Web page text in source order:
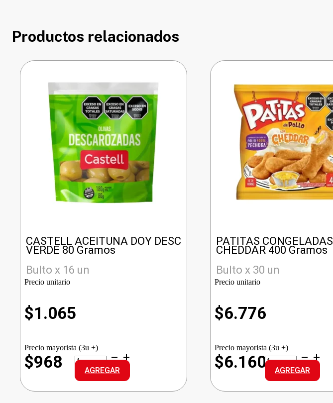
Productos relacionados
CASTELL ACEITUNA DOY DESC
VERDE 80 Gramos
Bulto x 16 un
Precio unitario
$1.065
Precio mayorista (3u +)
$968
CASTELL
ACEITUNA
DOY
DESC
VERDE
AGREGAR
PATITAS CONGELADAS
CHEDDAR 400 Gramos
Bulto x 30 un
Precio unitario
$6.776
Precio mayorista (3u +)
$6.160PATITAS
CONGELADAS
CHEDDAR
cantidad
AGREGAR